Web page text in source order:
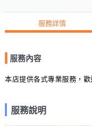
服務詳情
服務內容
本店提供各式專業服務，歡
服務說明